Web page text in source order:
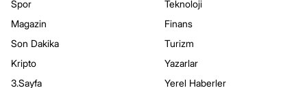
Spor
Magazin
Son Dakika
Kripto
3.Sayfa
Teknoloji
Finans
Turizm
Yazarlar
Yerel Haberler